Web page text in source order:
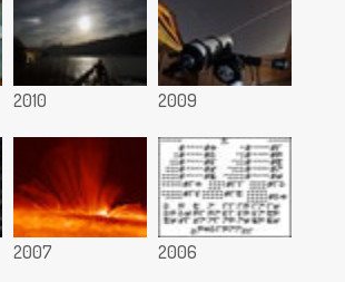
2010 2009
2007 2006